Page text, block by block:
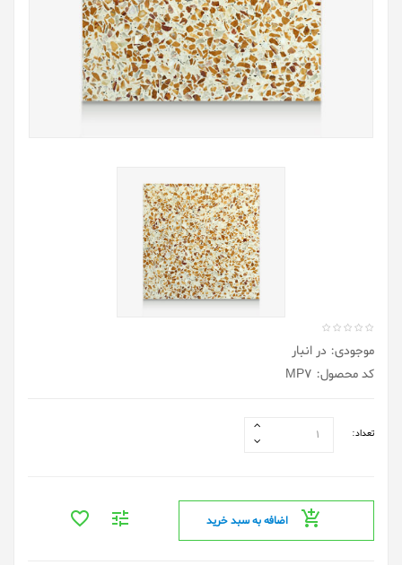
موجودی: در انبار
کد محصول: MP7
تعداد:
اضافه به سبد خرید